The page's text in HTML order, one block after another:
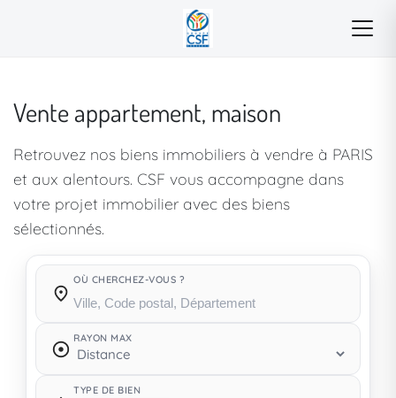
Vente appartement, maison
Retrouvez nos biens immobiliers à vendre à PARIS
et aux alentours. CSF vous accompagne dans
votre projet immobilier avec des biens
sélectionnés.
OÙ CHERCHEZ-VOUS ?
RAYON MAX
TYPE DE BIEN